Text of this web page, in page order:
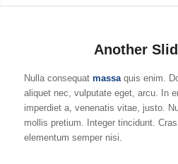
Another
Nulla consequat massaquis enim.
aliquet nec, vulputate eget, arcu. In
imperdiet a, venenatis vitae, justo.
mollis pretium. Integer tincidunt.
elementum semper nisi.